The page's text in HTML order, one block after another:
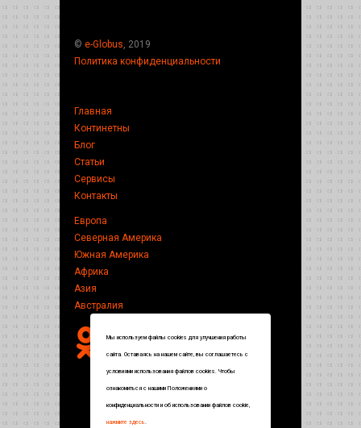
© e-Globus , 2019
Политика конфиденциальности
Главная
Континетны
Блог
Статьи
Сервисы
Контакты
Европа
Северная Америка
Южная Америка
Африка
Азия
Австралия
Мы используем файлы cookies для улучшения работы
сайта. Оставаясь на нашем сайте, вы соглашаетесь с
условиями использования файлов cookies. Чтобы
ознакомиться с нашими Положениями о
конфиденциальности и об использовании файлов cookie,
нажмите здесь.